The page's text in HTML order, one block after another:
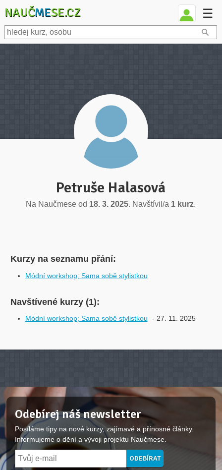
NAUČMESE.CZ ☰
Petruše Halasová
Na Naučmese od 18. 3. 2025. Navštívil/a 1 kurz.
Kurzy na seznamu přání:
Módní workshop; Sama sobě stylistkou
Navštívené kurzy (1):
Módní workshop; Sama sobě stylistkou - 27. 11. 2025
Odebírej náš newsletter
Posíláme tipy na nové kurzy, zajímavé a přínosné články.
Informujeme o dění a vývoji projektu Naučmese.